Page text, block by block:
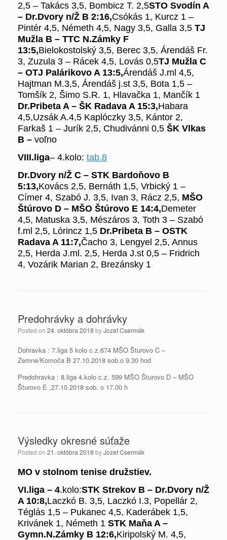
2,5 – Takács 3,5, Bombicz T. 2,5STO Svodín A
– Dr.Dvory n/Ž B 2:16,Csókás 1, Kurcz 1 –
Pintér 4,5, Németh 4,5, Nagy 3,5, Galla 3,5 TJ
Mužla B – TTC N.Zámky F
13:5,Bielokostolský 3,5, Berec 3,5, Árendáš Fr.
3, Zuzula 3 – Rácek 4,5, Lovás 0,5TJ Mužla C
– OTJ Palárikovo A 13:5,Árendáš J.ml 4,5,
Hajtman M.3,5, Árendáš j.st 3,5, Bota 1,5 –
Tomšík 2, Šimo S.R. 1, Hlavačka 1, Mančík 1
Dr.Pribeta A – ŠK Radava A 15:3,Habara
4,5,Uzsák A.4,5 Kaplóczky 3,5, Kántor 2,
Farkaš 1 – Jurík 2,5, Chudivánni 0,5 ŠK Vlkas
B – voľno
VIII.liga– 4.kolo: tab.8
Dr.Dvory n/Ž C – STK Bardoňovo B
5:13,Kovács 2,5, Bernáth 1,5, Vrbický 1 –
Címer 4, Szabó J. 3,5, Ivan 3, Rácz 2,5, MŠO
Štúrovo D – MŠO Štúrovo E 14:4,Demeter
4,5, Matuska 3,5, Mészáros 3, Toth 3 – Szabó
f.ml 2,5, Lórincz 1,5 Dr.Pribeta B – OSTK
Radava A 11:7,Čacho 3, Lengyel 2,5, Annus
2,5, Herda J.ml. 2,5, Herda J.st 0,5 – Fridrich
4, Vozárik Marian 2, Brezánsky 1
Predohrávky a dohrávky
Posted on 24. októbra 2018 byJozef Csermák
Dohravka : 7.liga 5 kolo c.z.674 MŠO Šturovo C –
Zemne/Komoča B 27.10.2018 sob.o 9.30 hod
Predohravka : 8.liga 4.kolo c.z. 599 MŠO Šturovo D – MŠO
Šturovo E ,27.10.2018 sob. o 17.00 h
Výsledky okresné súťaže
Posted on 21. októbra 2018 byJozef Csermák
MO v stolnom tenise družstiev.
VI.liga – 4.kolo:STK Strekov B – Dr.Dvory n/Ž
A 10:8,Laczkó B. 3,5, Laczkó I.3, Popellár 2,
Téglás 1,5 – Pukanec 4,5, Kaderábek 1,5,
Krivánek 1, Németh 1 STK Maňa A –
Gymn.N.Zámky B 12:6,Kiripolský M. 4,5,